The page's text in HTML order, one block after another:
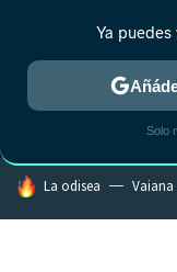
MENÚ
ESTRENOS
HOY SE HABLA DE
La odisea Vaiana
Ya
Solo